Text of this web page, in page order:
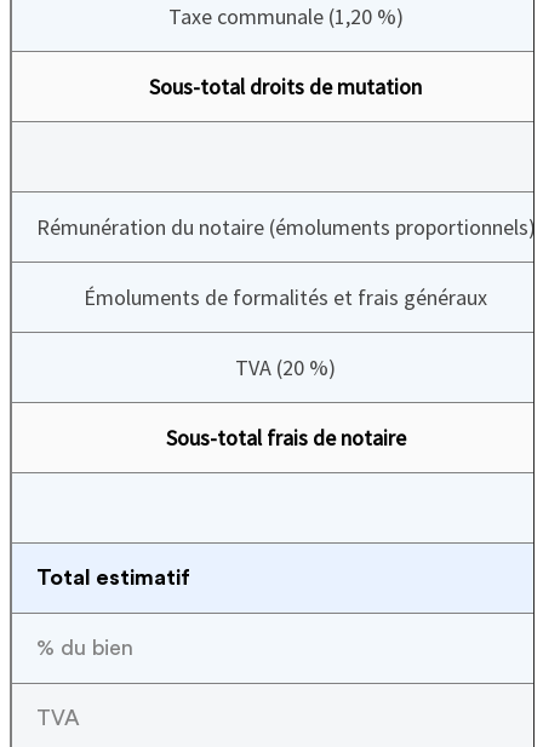
Taxe communale (1,20 %)
Sous-total droits de mutation
Rémunération du notaire (émoluments proportionnels)
Émoluments de formalités et frais généraux
TVA (20 %)
Sous-total frais de notaire
Total estimatif
% du bien
TVA